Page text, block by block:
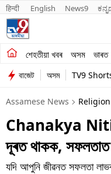
हिन्दी English News9
শেহতীয়া খবৰ অসম ভাৰত
শেহতীয়া খবৰ
অসম
ভাৰত
মনোৰঞ্জন
ব্যৱসায়
বাজেট অসম TV9
Assamese News Religion
Chanakya Niti:
দূৰত থাকক, সফলতাত
যদি আপুনি জীৱনত সফলতা